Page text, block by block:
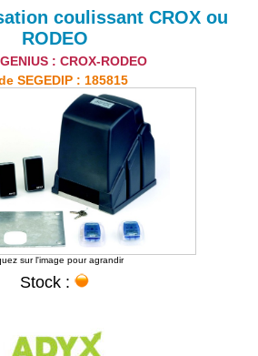
coulissant CROX ou
RODEO
: CROX-RODEO
SEGEDIP : 185815
sur l'image pour agrandir
Stock :